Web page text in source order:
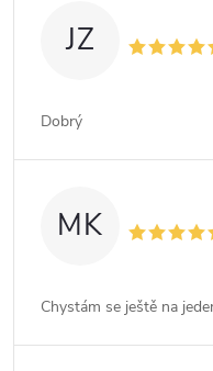
JZ
Dobrý
MK
Chystám se ještě na